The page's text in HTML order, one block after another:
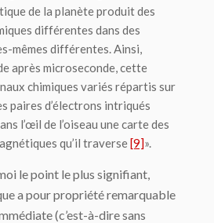
de la planète produit des
différentes dans des
mêmes différentes. Ainsi,
après microseconde, cette
chimiques variés répartis sur
paires d’électrons intriqués
l’œil de l’oiseau une carte des
qu’il traverse[9]».
le point le plus signifiant,
a pour propriété remarquable
(c’est-à-dire sans